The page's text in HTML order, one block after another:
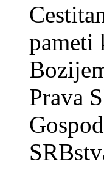
pameti
Prava